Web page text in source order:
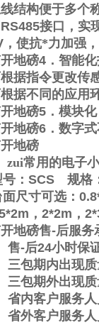
结构便于多个
RS485接口，实
，使抗*力加强
地磅4 ．智能
据指令更改传
据不同的应用
地磅5 ．模块
地磅6 ．数字
地磅
zui常用的电子
： SCS
规格
面尺寸可选：
， 2*2m ，
地磅售-后服务
售-后24小时保
三包期内出现
三包期外出现
省内客户服务
省外客户服务